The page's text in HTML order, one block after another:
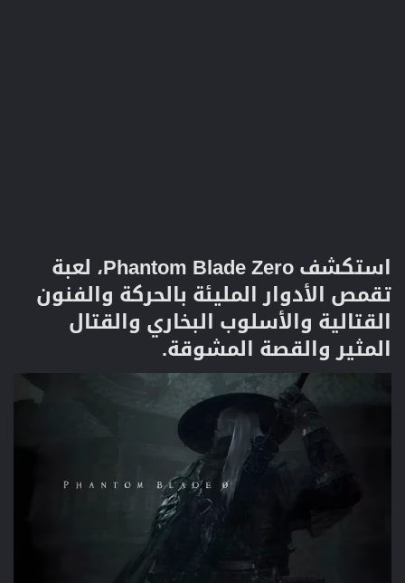
استكشف Phantom Blade Zero، لعبة
تقمص الأدوار المليئة بالحركة والفنون
القتالية والأسلوب البخاري والقتال
المثير والقصة المشوقة.​